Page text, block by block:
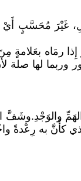
غَيْرَ مُحَسَّبٍ أَيْ
رمَاه بعَلامةٍ
لها صلة
كأَنَّ به رِعْدةً